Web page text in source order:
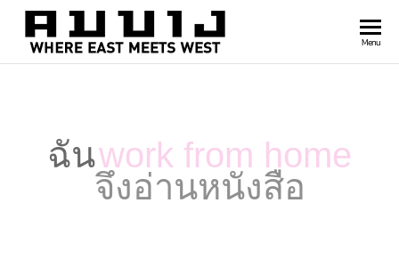
east
Menu
ฉันwork from home
จึงอ่านหนังสือ